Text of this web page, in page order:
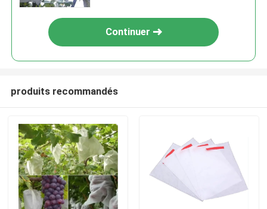
À la maison
Continuer
produits recommandés